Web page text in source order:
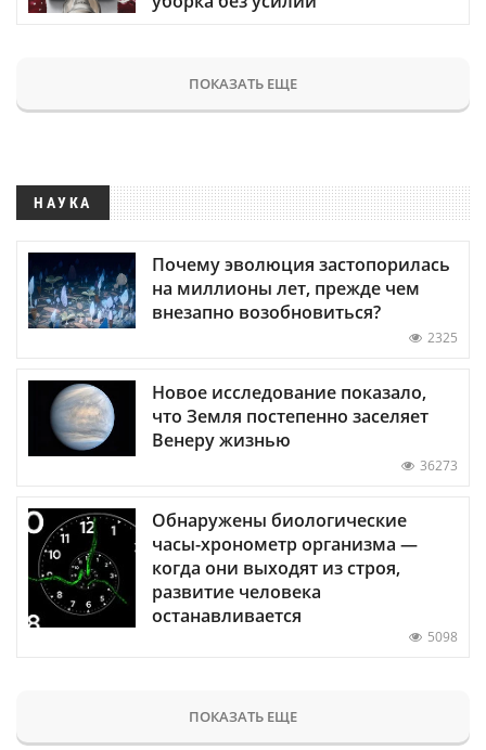
ПОКАЗАТЬ ЕЩЕ
НАУКА
Почему эволюция застопорилась
на миллионы лет, прежде чем
внезапно возобновиться?
2325
Новое исследование показало,
что Земля постепенно заселяет
Венеру жизнью
36273
Обнаружены биологические
часы-хронометр организма —
когда они выходят из строя,
развитие человека
останавливается
5098
ПОКАЗАТЬ ЕЩЕ